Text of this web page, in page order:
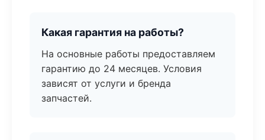
Какая гарантия на работы?
На основные работы предоставляем
гарантию до 24 месяцев. Условия
зависят от услуги и бренда
запчастей.